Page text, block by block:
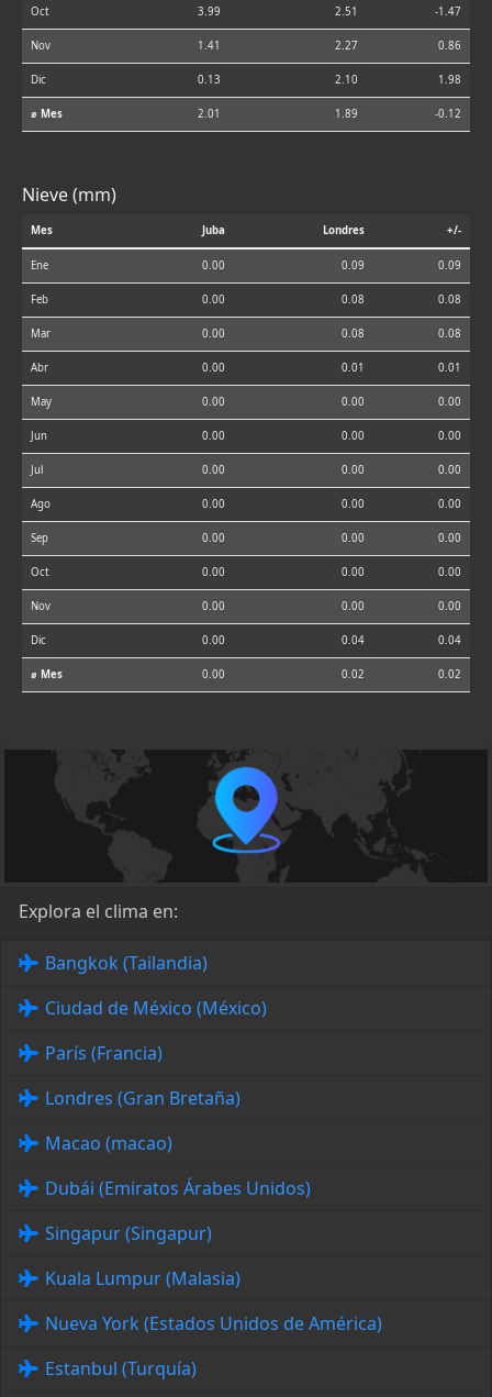
Oct 3.99 2.51 -1.47
Nov 1.41 2.27 0.86
Dic 0.13 2.10 1.98
⌀ Mes 2.01 1.89 -0.12
Nieve (mm)
Mes Juba Londres +/-
Ene 0.00 0.09 0.09
Feb 0.00 0.08 0.08
Mar 0.00 0.08 0.08
Abr 0.00 0.01 0.01
May 0.00 0.00 0.00
Jun 0.00 0.00 0.00
Jul 0.00 0.00 0.00
Ago 0.00 0.00 0.00
Sep 0.00 0.00 0.00
Oct 0.00 0.00 0.00
Nov 0.00 0.00 0.00
Dic 0.00 0.04 0.04
⌀ Mes 0.00 0.02 0.02
Explora el clima en:
Bangkok (Tailandia)
Ciudad de México (México)
París (Francia)
Londres (Gran Bretaña)
Macao (macao)
Dubái (Emiratos Árabes Unidos)
Singapur (Singapur)
Kuala Lumpur (Malasia)
Nueva York (Estados Unidos de América)
Estanbul (Turquía)